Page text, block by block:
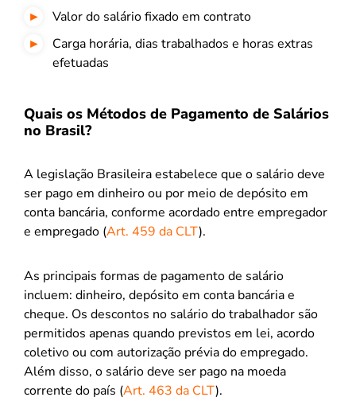
Valor do salário fixado em contrato
Carga horária, dias trabalhados e horas extras
efetuadas
Quais os Métodos de Pagamento de Salários
no Brasil?
A legislação Brasileira estabelece que o salário deve
ser pago em dinheiro ou por meio de depósito em
conta bancária, conforme acordado entre empregador
e empregado (Art. 459 da CLT).
As principais formas de pagamento de salário
incluem: dinheiro, depósito em conta bancária e
cheque. Os descontos no salário do trabalhador são
permitidos apenas quando previstos em lei, acordo
coletivo ou com autorização prévia do empregado.
Além disso, o salário deve ser pago na moeda
corrente do país (Art. 463 da CLT).